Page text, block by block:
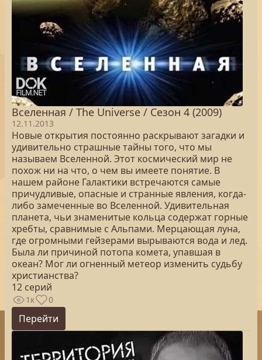
Вселенная / The Universe / Сезон 4 (2009)
12.11.2013
Новые открытия постоянно раскрывают загадки и
удивительно страшные тайны того, что мы
называем Вселенной. Этот космический мир не
похож ни на что, о чем вы имеете понятие. В
нашем районе Галактики встречаются самые
причудливые, опасные и странные явления, когда-
либо замеченные во Вселенной. Удивительная
планета, чьи знаменитые кольца содержат горные
хребты, сравнимые с Альпами. Мерцающая луна,
где огромными гейзерами вырываются вода и лед.
Была ли причиной потопа комета, упавшая в
океан? Мог ли огненный метеор изменить судьбу
христианства?
12 серий
1к 0
Перейти